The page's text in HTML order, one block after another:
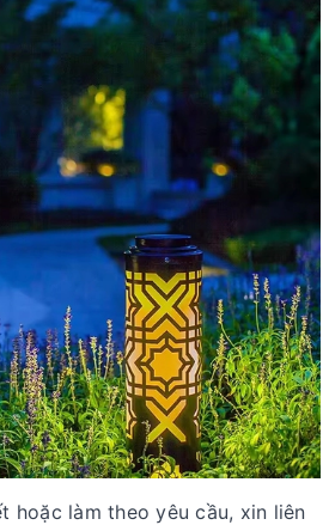
hoặc làm theo yêu cầu, xin liên